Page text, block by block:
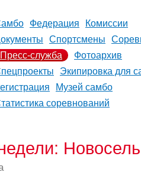
Федерация
Комиссии
Спортсмены
Пресс-служба
Фотоархив
Экипировка для
Музей самбо
соревнований